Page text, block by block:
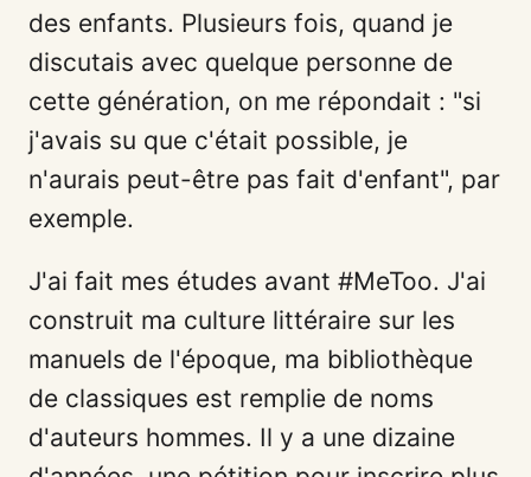
des enfants. Plusieurs fois, quand je
discutais avec quelque personne de
cette génération, on me répondait : "si
j'avais su que c'était possible, je
n'aurais peut-être pas fait d'enfant", par
exemple.
J'ai fait mes études avant #MeToo. J'ai
construit ma culture littéraire sur les
manuels de l'époque, ma bibliothèque
de classiques est remplie de noms
d'auteurs hommes. Il y a une dizaine